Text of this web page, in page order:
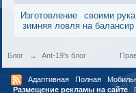
Изготовление своими
зимняя ловля на балансир
Блог → Ant-19's блог
Адаптивная Полная
Размещение рекламы на сайте